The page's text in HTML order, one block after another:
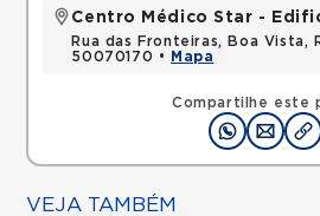
Compartilhe este
Centro Médico Star -
Rua das Fronteiras, Boa Vista,
50070170 •
Mapa
VEJA TAMBÉM